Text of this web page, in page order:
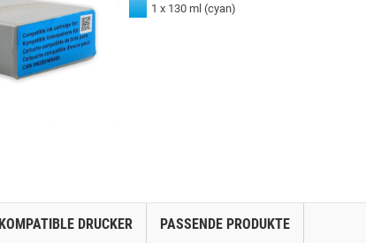
1 x 130 ml (cyan)
KOMPATIBLE DRUCKER PASSENDE PRODUKTE